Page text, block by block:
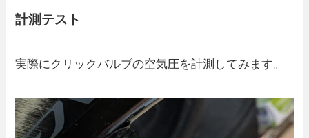
計測テスト
実際にクリックバルブの空気圧を計測してみます。